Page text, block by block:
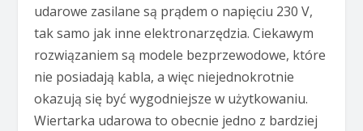
udarowe zasilane są prądem o napięciu 230 V,
tak samo jak inne elektronarzędzia. Ciekawym
rozwiązaniem są modele bezprzewodowe, które
nie posiadają kabla, a więc niejednokrotnie
okazują się być wygodniejsze w użytkowaniu.
Wiertarka udarowa to obecnie jedno z bardziej